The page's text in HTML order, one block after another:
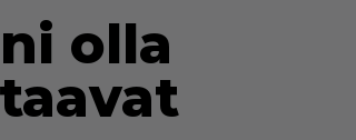
olla